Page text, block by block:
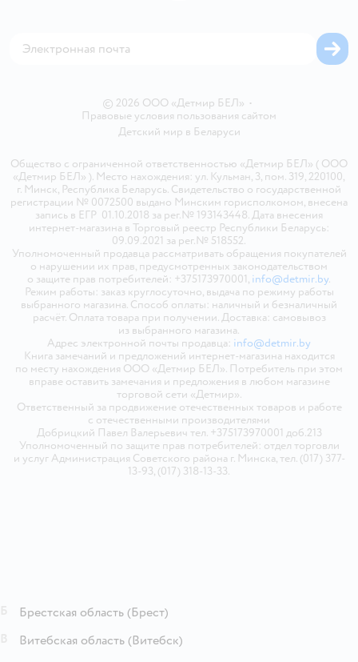
© 2026 ООО «Детмир БЕЛ» •
Правовые условия пользования сайтом
Детский мир в Беларуси
Общество с ограниченной ответственностью «Детмир БЕЛ» ( ООО
«Детмир БЕЛ» ). Место нахождения: ул. Кульман, 3, пом. 319, 220100,
г. Минск, Республика Беларусь. Свидетельство о государственной
регистрации № 0072500 выдано Минским горисполкомом, внесена
запись в ЕГР 01.10.2018 за рег.№ 193143448. Дата внесения
интернет-магазина в Торговый реестр Республики Беларусь:
09.09.2021 за рег.№ 518552.
Уполномоченный продавца рассматривать обращения покупателей
о нарушении их прав, предусмотренных законодательством
о защите прав потребителей: +375173970001, info@detmir.by.
Режим работы: заказ круглосуточно, выдача по режиму работы
выбранного магазина. Способ оплаты: наличный и безналичный
расчёт. Оплата товара при получении. Доставка: самовывоз
из выбранного магазина.
Адрес электронной почты продавца: info@detmir.by
Книга замечаний и предложений интернет-магазина находится
по месту нахождения ООО «Детмир БЕЛ». Потребитель при этом
вправе оставить замечания и предложения в любом магазине
торговой сети «Детмир».
Ответственный за продвижение отечественных товаров и работе
с отечественными производителями
Добрицкий Павел Валерьевич тел. +375173970001 доб.213
Уполномоченный по защите прав потребителей: отдел торговли
и услуг Администрация Советского района г. Минска, тел. (017) 377-
13-93, (017) 318-13-33.
Брестская область (Брест)
Витебская область (Витебск)